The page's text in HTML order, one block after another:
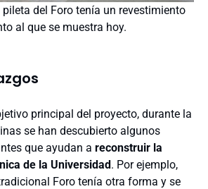
del Foro tenía un revestimiento
al que se muestra hoy.
principal del proyecto, durante la
se han descubierto algunos
que ayudan a reconstruir la
de la Universidad. Por ejemplo,
Foro tenía otra forma y se